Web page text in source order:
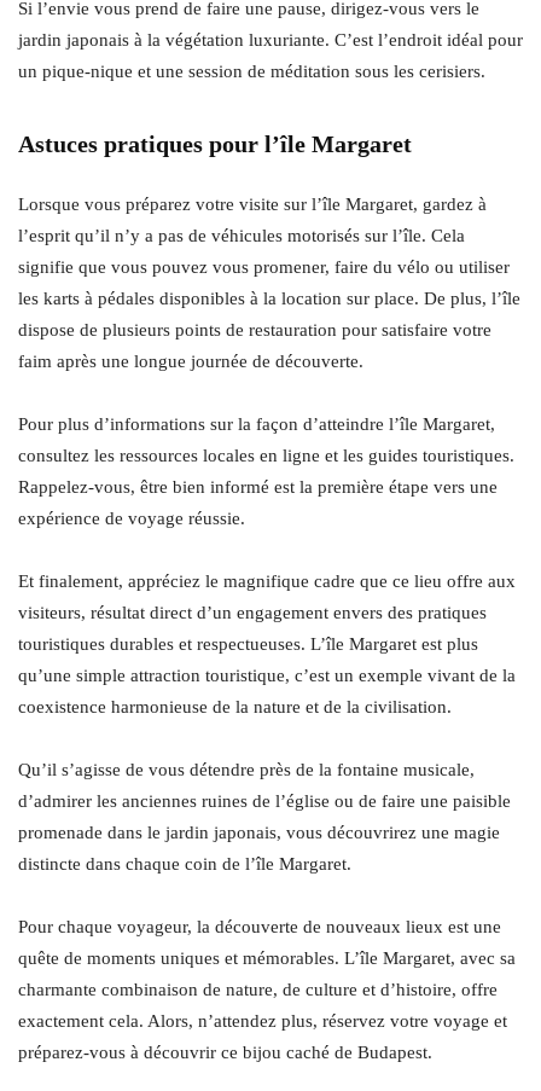
Si l’envie vous prend de faire une pause, dirigez-vous vers le
jardin japonais à la végétation luxuriante. C’est l’endroit idéal pour
un pique-nique et une session de méditation sous les cerisiers.
Astuces pratiques pour l’île Margaret
Lorsque vous préparez votre visite sur l’île Margaret, gardez à
l’esprit qu’il n’y a pas de véhicules motorisés sur l’île. Cela
signifie que vous pouvez vous promener, faire du vélo ou utiliser
les karts à pédales disponibles à la location sur place. De plus, l’île
dispose de plusieurs points de restauration pour satisfaire votre
faim après une longue journée de découverte.
Pour plus d’informations sur la façon d’atteindre l’île Margaret,
consultez les ressources locales en ligne et les guides touristiques.
Rappelez-vous, être bien informé est la première étape vers une
expérience de voyage réussie.
Et finalement, appréciez le magnifique cadre que ce lieu offre aux
visiteurs, résultat direct d’un engagement envers des pratiques
touristiques durables et respectueuses. L’île Margaret est plus
qu’une simple attraction touristique, c’est un exemple vivant de la
coexistence harmonieuse de la nature et de la civilisation.
Qu’il s’agisse de vous détendre près de la fontaine musicale,
d’admirer les anciennes ruines de l’église ou de faire une paisible
promenade dans le jardin japonais, vous découvrirez une magie
distincte dans chaque coin de l’île Margaret.
Pour chaque voyageur, la découverte de nouveaux lieux est une
quête de moments uniques et mémorables. L’île Margaret, avec sa
charmante combinaison de nature, de culture et d’histoire, offre
exactement cela. Alors, n’attendez plus, réservez votre voyage et
préparez-vous à découvrir ce bijou caché de Budapest.